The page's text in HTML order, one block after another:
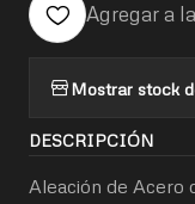
Agregar a
Mostrar stock
DESCRIPCIÓN
Aleación de Acero